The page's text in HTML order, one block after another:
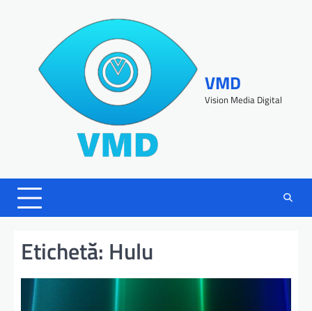
VMD
Vision Media Digital
Etichetă: Hulu